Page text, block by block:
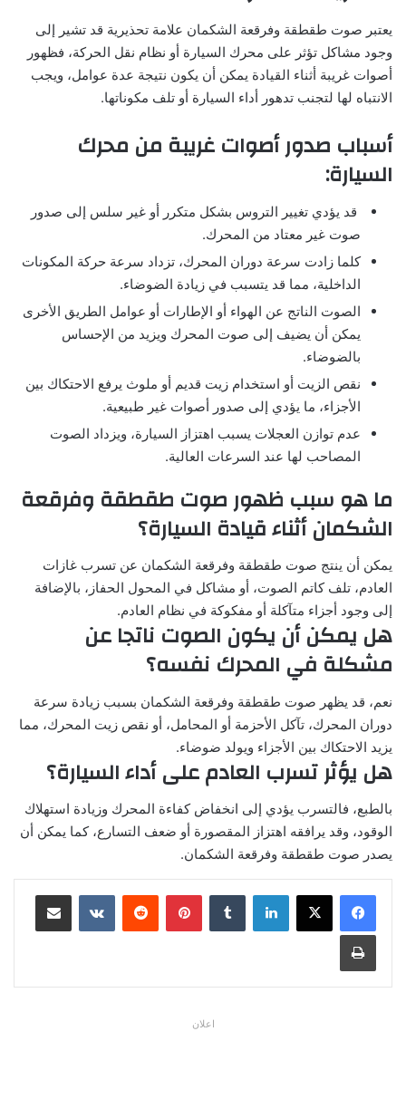
يعتبر صوت طقطقة وفرقعة الشكمان علامة تحذيرية قد تشير إلى
وجود مشاكل تؤثر على محرك السيارة أو نظام نقل الحركة، فظهور
أصوات غريبة أثناء القيادة يمكن أن يكون نتيجة عدة عوامل، ويجب
الانتباه لها لتجنب تدهور أداء السيارة أو تلف مكوناتها.
أسباب صدور أصوات غريبة من محرك
السيارة:
قد يؤدي تغيير التروس بشكل متكرر أو غير سلس إلى صدور
صوت غير معتاد من المحرك.
كلما زادت سرعة دوران المحرك، تزداد سرعة حركة المكونات
الداخلية، مما قد يتسبب في زيادة الضوضاء.
الصوت الناتج عن الهواء أو الإطارات أو عوامل الطريق الأخرى
يمكن أن يضيف إلى صوت المحرك ويزيد من الإحساس
بالضوضاء.
نقص الزيت أو استخدام زيت قديم أو ملوث يرفع الاحتكاك بين
الأجزاء، ما يؤدي إلى صدور أصوات غير طبيعية.
عدم توازن العجلات يسبب اهتزاز السيارة، ويزداد الصوت
المصاحب لها عند السرعات العالية.
ما هو سبب ظهور صوت طقطقة وفرقعة
الشكمان أثناء قيادة السيارة؟
يمكن أن ينتج صوت طقطقة وفرقعة الشكمان عن تسرب غازات
العادم، تلف كاتم الصوت، أو مشاكل في المحول الحفاز، بالإضافة
إلى وجود أجزاء متآكلة أو مفكوكة في نظام العادم.
هل يمكن أن يكون الصوت ناتجا عن
مشكلة في المحرك نفسه؟
نعم، قد يظهر صوت طقطقة وفرقعة الشكمان بسبب زيادة سرعة
دوران المحرك، تآكل الأحزمة أو المحامل، أو نقص زيت المحرك، مما
يزيد الاحتكاك بين الأجزاء ويولد ضوضاء.
هل يؤثر تسرب العادم على أداء السيارة؟
بالطبع، فالتسرب يؤدي إلى انخفاض كفاءة المحرك وزيادة استهلاك
الوقود، وقد يرافقه اهتزاز المقصورة أو ضعف التسارع، كما يمكن أن
يصدر صوت طقطقة وفرقعة الشكمان.
لينكدإن بينتيريست مشاركة عبر البريد
طباعة
اعلان